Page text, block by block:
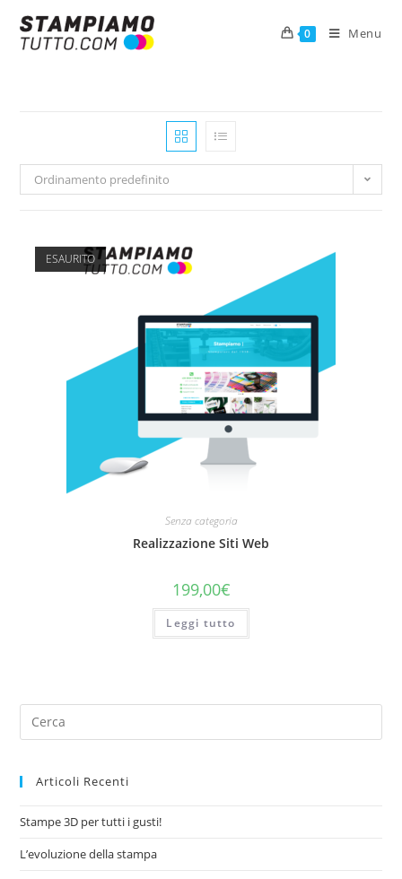
0 Menu
Ordinamento predefinito
ESAURITO
Senza categoria
Realizzazione Siti Web
199,00€
Leggi tutto
Articoli Recenti
Stampe 3D per tutti i gusti!
L’evoluzione della stampa